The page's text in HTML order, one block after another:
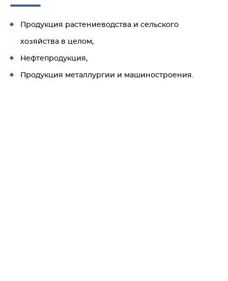
Продукция растениеводства и сельского
хозяйства в целом,
Нефтепродукция,
Продукция металлургии и машиностроения.